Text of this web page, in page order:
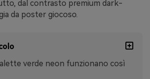
dal contrasto premium dark-
da poster giocoso.
verde neon funzionano così